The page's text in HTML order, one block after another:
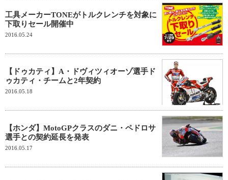
工具メーカーTONEがトルクレンチを対象に
下取りセール開催中
2016.05.24
【ドゥカティ】A・ドヴィツィオーゾ選手ド
ゥカティ・チームと2年契約
2016.05.18
【ホンダ】MotoGPクラスのダニ・ペドロサ
選手との契約延長を発表
2016.05.17